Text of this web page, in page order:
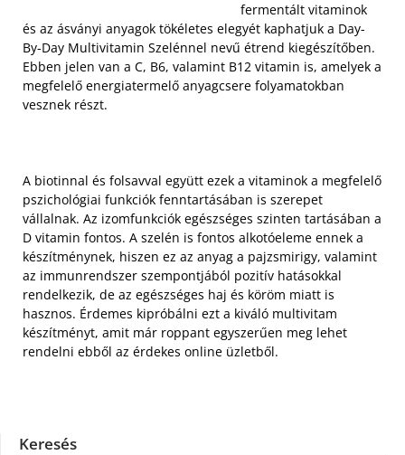
fermentált vitaminok
és az ásványi anyagok tökéletes elegyét kaphatjuk a Day-
By-Day Multivitamin Szelénnel nevű étrend kiegészítőben.
Ebben jelen van a C, B6, valamint B12 vitamin is, amelyek a
megfelelő energiatermelő anyagcsere folyamatokban
vesznek részt.
A biotinnal és folsavval együtt ezek a vitaminok a megfelelő
pszichológiai funkciók fenntartásában is szerepet
vállalnak. Az izomfunkciók egészséges szinten tartásában a
D vitamin fontos. A szelén is fontos alkotóeleme ennek a
készítménynek, hiszen ez az anyag a pajzsmirigy, valamint
az immunrendszer szempontjából pozitív hatásokkal
rendelkezik, de az egészséges haj és köröm miatt is
hasznos. Érdemes kipróbálni ezt a kiváló multivitam
készítményt, amit már roppant egyszerűen meg lehet
rendelni ebből az érdekes online üzletből.
Keresés